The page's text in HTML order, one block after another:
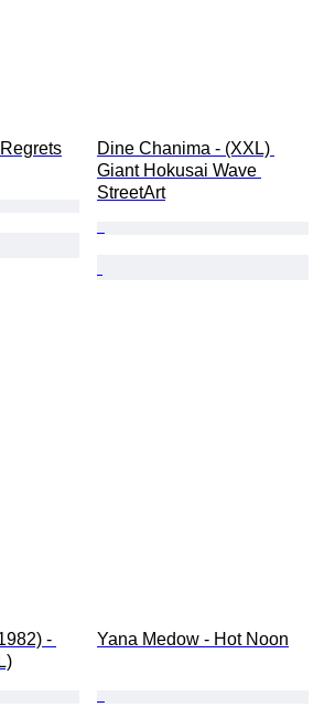
Dine Chanima - (XXL)
Giant Hokusai Wave
StreetArt
-
Yana Medow - Hot Noon